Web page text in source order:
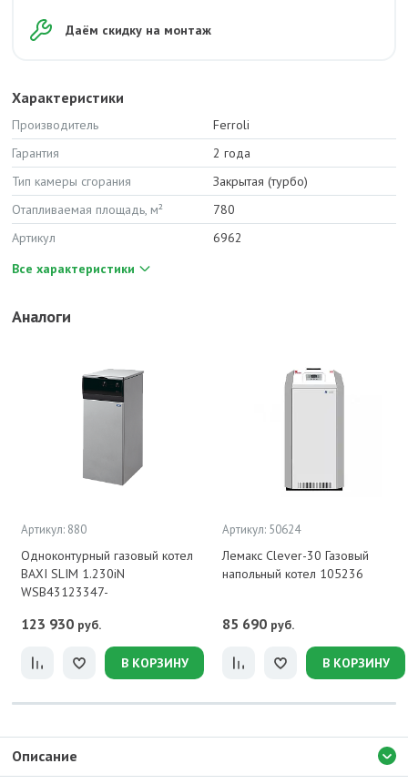
Даём скидку на монтаж
Характеристики
Производитель
Ferroli
Гарантия
2 года
Тип камеры сгорания
Закрытая (турбо)
Отапливаемая площадь, м²
780
Артикул
6962
Все характеристики
Аналоги
Артикул: 880
Одноконтурный газовый котел
BAXI SLIM 1.230iN
WSB43123347-
123 930 руб.
В КОРЗИНУ
Артикул: 50624
Лемакс Clever-30 Газовый
напольный котел 105236
85 690 руб.
В КОРЗИНУ
Описание